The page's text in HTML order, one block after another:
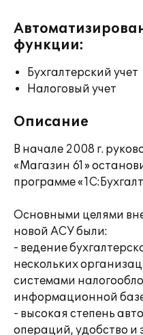
функции:
Бухгалтерский учет
Налоговый учет
Описание
В начале 2008 г.
«Магазин 61»
программе
Основными целями
новой АСУ были:
- ведение
нескольких
системами
информационной
- высокая степень
операций, удобство и